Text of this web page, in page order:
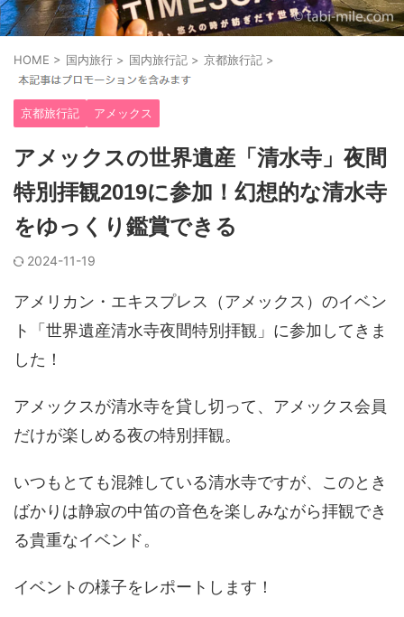
HOME > 国内旅行 > 国内旅行記 > 京都旅行記 >
京都旅行記 アメックス
アメックスの世界遺産「清水寺」夜間
特別拝観2019に参加！幻想的な清水寺
をゆっくり鑑賞できる
2024-11-19
アメリカン・エキスプレス（アメックス）のイベン
ト「世界遺産清水寺夜間特別拝観」に参加してきま
した！
アメックスが清水寺を貸し切って、アメックス会員
だけが楽しめる夜の特別拝観。
いつもとても混雑している清水寺ですが、このとき
ばかりは静寂の中笛の音色を楽しみながら拝観でき
る貴重なイベンド。
イベントの様子をレポートします！